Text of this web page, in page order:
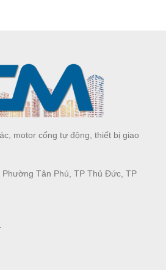
motor cổng tự động, thiết bị giao
Tân Phú, TP Thủ Đức, TP